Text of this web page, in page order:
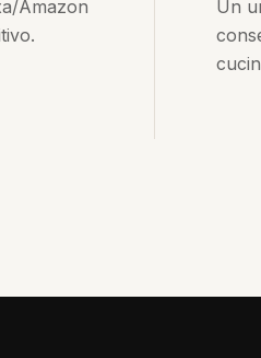
Amazon
Un